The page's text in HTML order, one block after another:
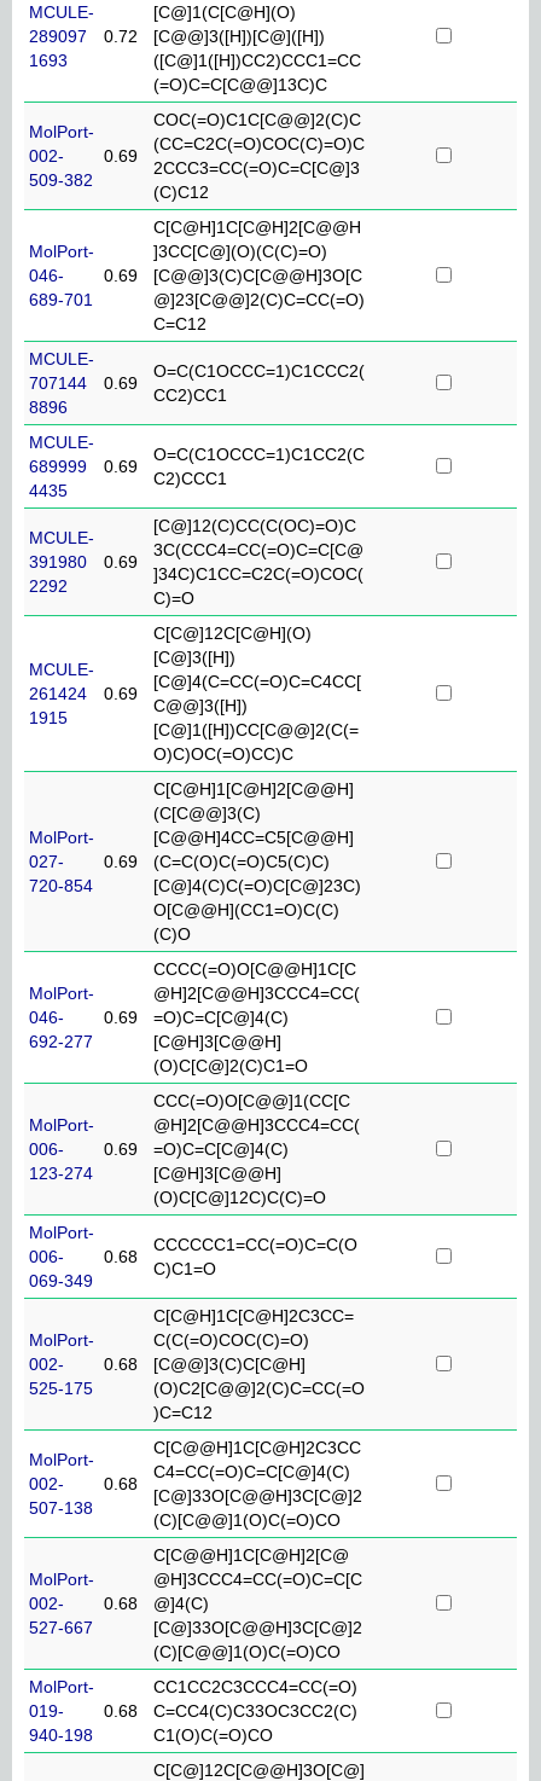
MCULE-
289097
1693
0.72
[C@]1(C[C@H](O)
[C@@]3([H])[C@]([H])
([C@]1([H])CC2)CCC1=CC
(=O)C=C[C@@]13C)C
MolPort-
002-
509-382
0.69
COC(=O)C1C[C@@]2(C)C
(CC=C2C(=O)COC(C)=O)C
2CCC3=CC(=O)C=C[C@]3
(C)C12
MolPort-
046-
689-701
0.69
C[C@H]1C[C@H]2[C@@H
]3CC[C@](O)(C(C)=O)
[C@@]3(C)C[C@@H]3O[C
@]23[C@@]2(C)C=CC(=O)
C=C12
MCULE-
707144
8896
0.69
O=C(C1OCCC=1)C1CCC2(
CC2)CC1
MCULE-
689999
4435
0.69
O=C(C1OCCC=1)C1CC2(C
C2)CCC1
MCULE-
391980
2292
0.69
[C@]12(C)CC(C(OC)=O)C
3C(CCC4=CC(=O)C=C[C@
]34C)C1CC=C2C(=O)COC(
C)=O
MCULE-
261424
1915
0.69
C[C@]12C[C@H](O)
[C@]3([H])
[C@]4(C=CC(=O)C=C4CC[
C@@]3([H])
[C@]1([H])CC[C@@]2(C(=
O)C)OC(=O)CC)C
MolPort-
027-
720-854
0.69
C[C@H]1[C@H]2[C@@H]
(C[C@@]3(C)
[C@@H]4CC=C5[C@@H]
(C=C(O)C(=O)C5(C)C)
[C@]4(C)C(=O)C[C@]23C)
O[C@@H](CC1=O)C(C)
(C)O
MolPort-
046-
692-277
0.69
CCCC(=O)O[C@@H]1C[C
@H]2[C@@H]3CCC4=CC(
=O)C=C[C@]4(C)
[C@H]3[C@@H]
(O)C[C@]2(C)C1=O
MolPort-
006-
123-274
0.69
CCC(=O)O[C@@]1(CC[C
@H]2[C@@H]3CCC4=CC(
=O)C=C[C@]4(C)
[C@H]3[C@@H]
(O)C[C@]12C)C(C)=O
MolPort-
006-
069-349
0.68
CCCCCC1=CC(=O)C=C(O
C)C1=O
MolPort-
002-
525-175
0.68
C[C@H]1C[C@H]2C3CC=
C(C(=O)COC(C)=O)
[C@@]3(C)C[C@H]
(O)C2[C@@]2(C)C=CC(=O
)C=C12
MolPort-
002-
507-138
0.68
C[C@@H]1C[C@H]2C3CC
C4=CC(=O)C=C[C@]4(C)
[C@]33O[C@@H]3C[C@]2
(C)[C@@]1(O)C(=O)CO
MolPort-
002-
527-667
0.68
C[C@@H]1C[C@H]2[C@
@H]3CCC4=CC(=O)C=C[C
@]4(C)
[C@]33O[C@@H]3C[C@]2
(C)[C@@]1(O)C(=O)CO
MolPort-
019-
940-198
0.68
CC1CC2C3CCC4=CC(=O)
C=CC4(C)C33OC3CC2(C)
C1(O)C(=O)CO
C[C@]12C[C@@H]3O[C@]